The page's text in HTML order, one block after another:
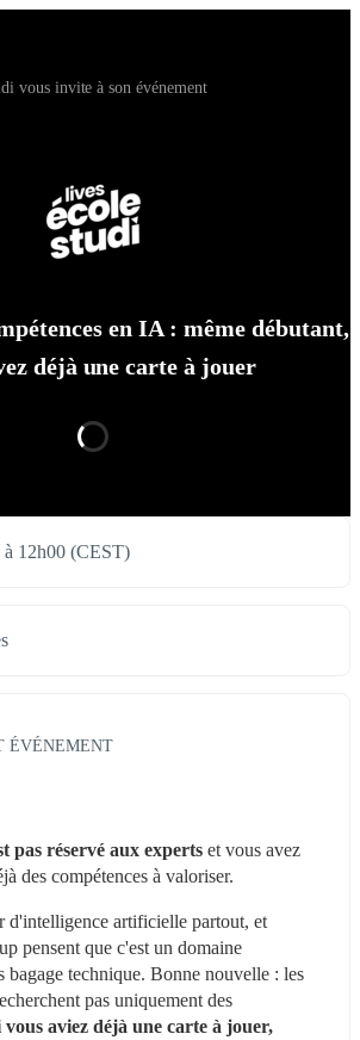
vous invite à son événement
en IA : même débutant,
déjà une carte à jouer
12h00 (CEST)
ÉVÉNEMENT
pas réservé aux experts et vous avez
des compétences à valoriser.
d'intelligence artificielle partout, et
pensent que c'est un domaine
bagage technique. Bonne nouvelle : les
pas uniquement des
vous aviez déjà une carte à jouer,